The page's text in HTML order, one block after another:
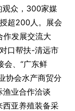
众，300家媒
超200人。展会
发展交流大
口帮扶-清远市
会、“广东鲜
协会水产商贸分
业合作洽谈
亚养殖装备采